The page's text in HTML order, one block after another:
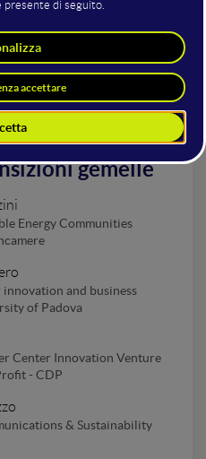
nella sala
Policies
gemelle
Energy Communities
and business
of Padova
Center Innovation Venture
- CDP
& Sustainability